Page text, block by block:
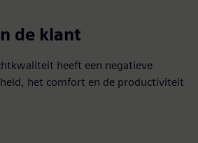
de klant
heeft een negatieve
het comfort en de productiviteit